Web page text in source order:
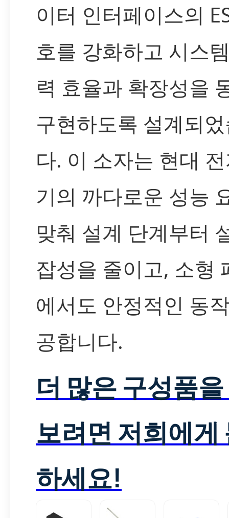
이터 인터페이스의
호를 강화하고 시스
력 효율과 확장성을
구현하도록 설계되
다. 이 소자는 현대
기의 까다로운 성능
맞춰 설계 단계부터
잡성을 줄이고, 소형
에서도 안정적인 동
공합니다.
더 많은 구성품
보려면 저희에게
하세요!